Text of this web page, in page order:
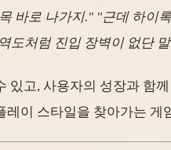
바로 나가지." "근데 하
도처럼 진입 장벽이 없단
고, 사용자의 성장과 함
이 스타일을 찾아가는 게